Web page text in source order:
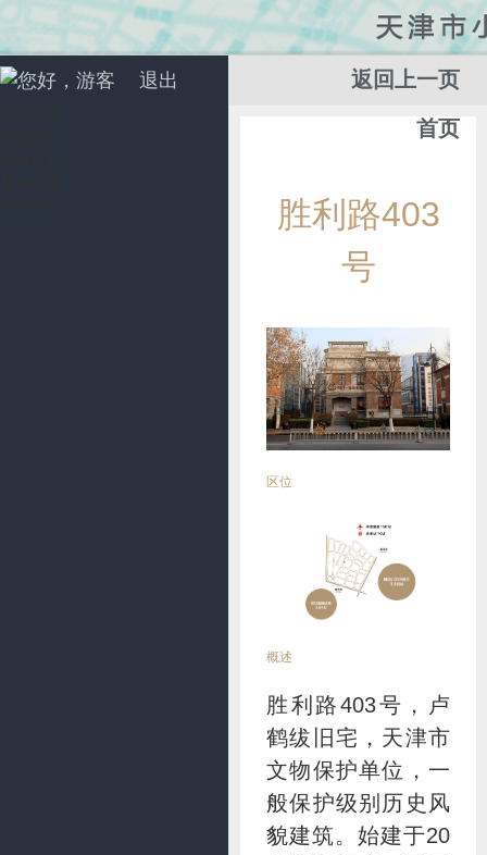
您好，游客 退出 返回上一页
首页
胜利路403
号
区位
概述
胜利路403号，卢
鹤绂旧宅，天津市
文物保护单位，一
般保护级别历史风
貌建筑。始建于20